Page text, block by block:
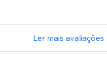
Ler mais avaliações